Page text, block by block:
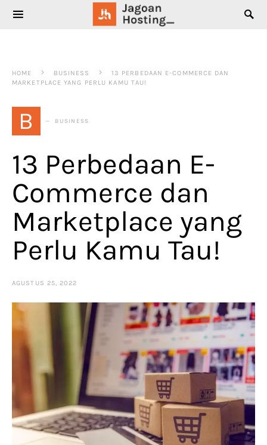
SEARCH FOR:
HOME BUSINESS
13 PERBEDAAN E-COMMERCE DAN
MARKETPLACE YANG PERLU KAMU TAU!
B BUSINESS
13 Perbedaan E-
Commerce dan
Marketplace yang
Perlu Kamu Tau!
AGUSTUS 25, 2022